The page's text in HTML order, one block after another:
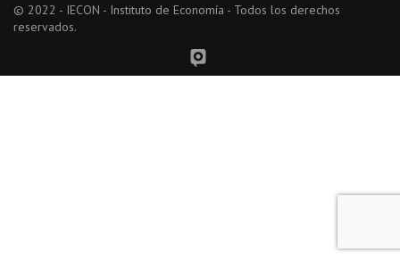
© 2022 - IECON - Instituto de Economía - Todos los derechos
reservados.